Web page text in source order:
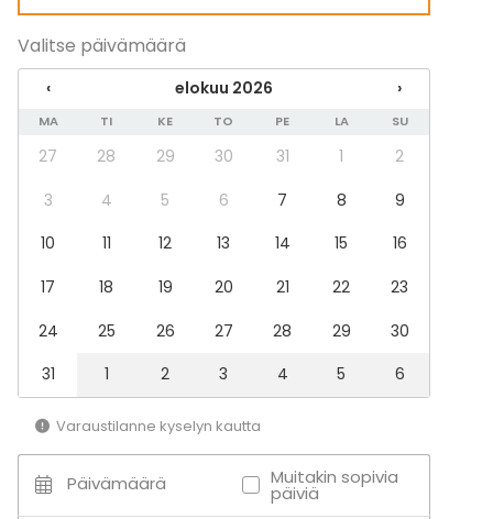
Uinti
Valitse päivämäärä
‹ elokuu 2026 ›
MA TI KE TO PE LA SU
27 28 29 30 31 1
2
3
4 5 6 7 8
9
10
11 12 13 14 15
16
17
18 19 20 21 22
23
24
25 26 27 28 29
30
31
1 2 3 4 5 6
Varaustilanne kyselyn kautta
Päivämäärä Muitakin sopivia
päiviä